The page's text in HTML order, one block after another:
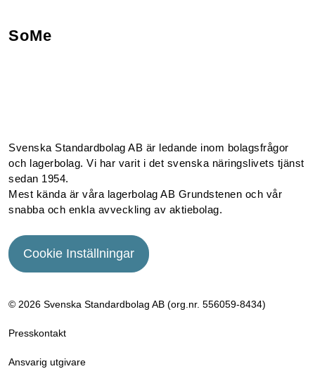
SoMe
Svenska Standardbolag AB är ledande inom bolagsfrågor
och lagerbolag. Vi har varit i det svenska näringslivets tjänst
sedan 1954.
Mest kända är våra lagerbolag AB Grundstenen och vår
snabba och enkla avveckling av aktiebolag.
Cookie Inställningar
© 2026 Svenska Standardbolag AB (org.nr. 556059­-8434)
Presskontakt
Ansvarig utgivare